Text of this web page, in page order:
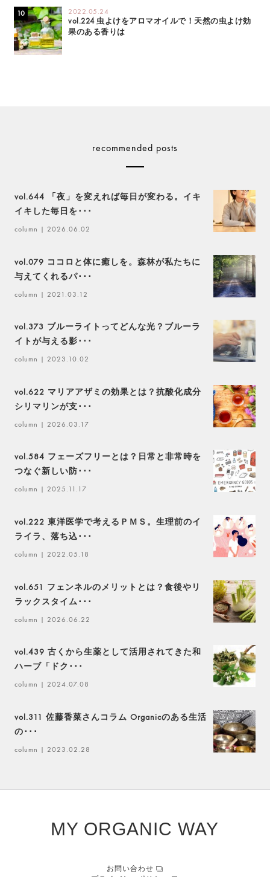
2022.05.24
vol.224 虫よけをアロマオイルで！天然の虫よけ効
果のある香りは
recommended posts
vol.644 「夜」を変えれば毎日が変わる。イキ
イキした毎日を･･･
column | 2026.06.02
vol.079 ココロと体に癒しを。森林が私たちに
与えてくれるパ･･･
column | 2021.03.12
vol.373 ブルーライトってどんな光？ブルーラ
イトが与える影･･･
column | 2023.10.02
vol.622 マリアアザミの効果とは？抗酸化成分
シリマリンが支･･･
column | 2026.03.17
vol.584 フェーズフリーとは？日常と非常時を
つなぐ新しい防･･･
column | 2025.11.17
vol.222 東洋医学で考えるＰＭＳ。生理前のイ
ライラ、落ち込･･･
column | 2022.05.18
vol.651 フェンネルのメリットとは？食後やリ
ラックスタイム･･･
column | 2026.06.22
vol.439 古くから生薬として活用されてきた和
ハーブ「ドク･･･
column | 2024.07.08
vol.311 佐藤香菜さんコラム Organicのある生活
の･･･
column | 2023.02.28
MY ORGANIC WAY
お問い合わせ